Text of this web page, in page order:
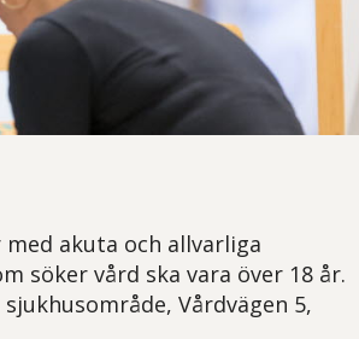
akuta och allvarliga
söker vård ska vara över 18 år.
Vårdvägen 5,